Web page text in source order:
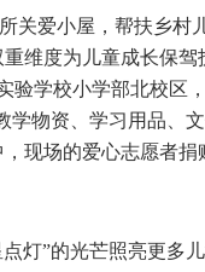
关爱小屋，帮扶乡村
维度为儿童成长保驾
验学校小学部北校区
学物资、学习用品、
现场的爱心志愿者捐
灯”的光芒照亮更多